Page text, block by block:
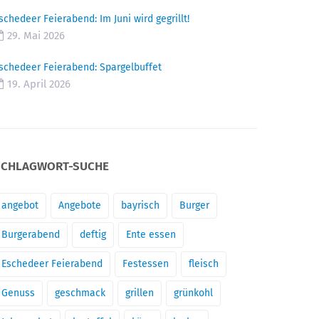
Feierabend: Im Juni wird gegrillt!
29. Mai 2026
Feierabend: Spargelbuffet
19. April 2026
SUCHE
angebot Angebote bayrisch Burger
Burgerabend deftig Ente essen
Eschedeer Feierabend Festessen fleisch
Genuss geschmack grillen grünkohl